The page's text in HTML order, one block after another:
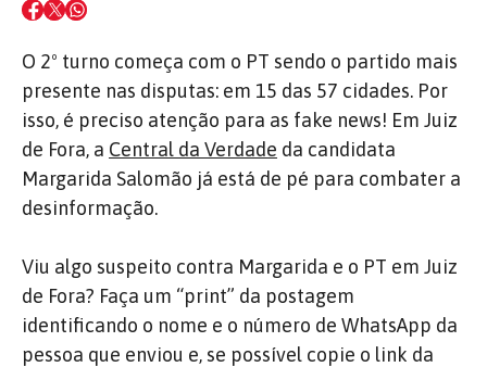
O 2º turno começa com o PT sendo o partido mais
presente nas disputas: em 15 das 57 cidades. Por
isso, é preciso atenção para as fake news! Em Juiz
de Fora, a Central da Verdade da candidata
Margarida Salomão já está de pé para combater a
desinformação.
Viu algo suspeito contra Margarida e o PT em Juiz
de Fora? Faça um “print” da postagem
identificando o nome e o número de WhatsApp da
pessoa que enviou e, se possível copie o link da